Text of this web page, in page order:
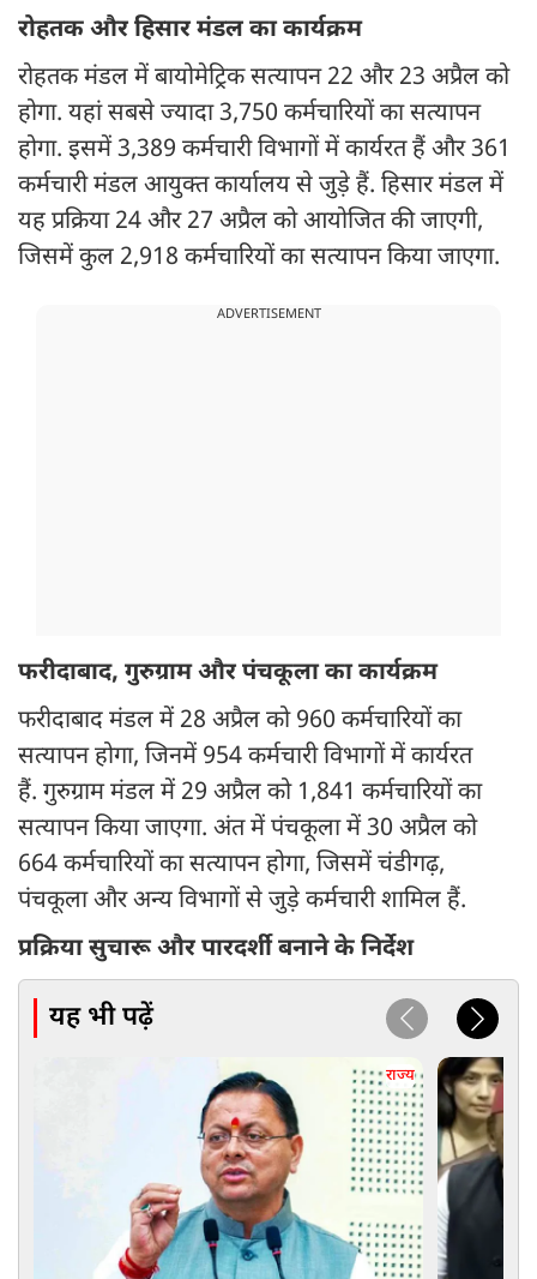
रोहतक और हिसार मंडल का कार्यक्रम
रोहतक मंडल में बायोमेट्रिक सत्यापन 22 और 23 अप्रैल को
होगा. यहां सबसे ज्यादा 3,750 कर्मचारियों का सत्यापन
होगा. इसमें 3,389 कर्मचारी विभागों में कार्यरत हैं और 361
कर्मचारी मंडल आयुक्त कार्यालय से जुड़े हैं. हिसार मंडल में
यह प्रक्रिया 24 और 27 अप्रैल को आयोजित की जाएगी,
जिसमें कुल 2,918 कर्मचारियों का सत्यापन किया जाएगा.
ADVERTISEMENT
फरीदाबाद, गुरुग्राम और पंचकूला का कार्यक्रम
फरीदाबाद मंडल में 28 अप्रैल को 960 कर्मचारियों का
सत्यापन होगा, जिनमें 954 कर्मचारी विभागों में कार्यरत
हैं. गुरुग्राम मंडल में 29 अप्रैल को 1,841 कर्मचारियों का
सत्यापन किया जाएगा. अंत में पंचकूला में 30 अप्रैल को
664 कर्मचारियों का सत्यापन होगा, जिसमें चंडीगढ़,
पंचकूला और अन्य विभागों से जुड़े कर्मचारी शामिल हैं.
प्रक्रिया सुचारू और पारदर्शी बनाने के निर्देश
यह भी पढ़ें
राज्य